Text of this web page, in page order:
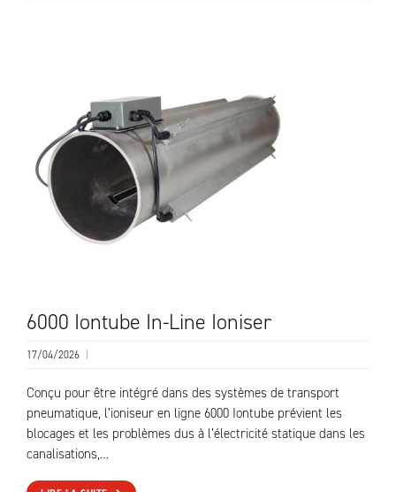
6000 Iontube In-Line Ioniser
17/04/2026
Conçu pour être intégré dans des systèmes de transport
pneumatique, l’ioniseur en ligne 6000 Iontube prévient les
blocages et les problèmes dus à l’électricité statique dans les
canalisations,…